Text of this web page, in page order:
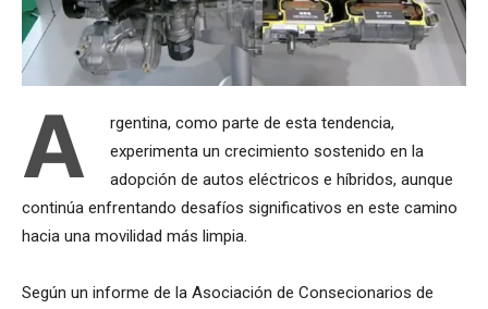
A
rgentina, como parte de esta tendencia,
experimenta un crecimiento sostenido en la
adopción de autos eléctricos e híbridos, aunque
continúa enfrentando desafíos significativos en este camino
hacia una movilidad más limpia.
Según un informe de la Asociación de Consecionarios de